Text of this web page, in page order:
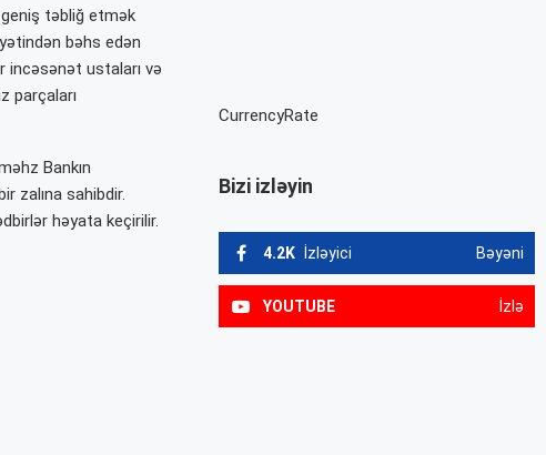
təbliğ etmək
bəhs edən
ustaları və
parçaları
Bankın
zalına sahibdir.
həyata keçirilir.
CurrencyRate
Bizi izləyin
4.2K İzləyici Bəyəni
YOUTUBE İzlə